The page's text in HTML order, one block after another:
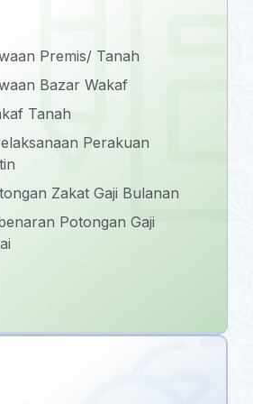
Premis/ Tanah
Bazar Wakaf
Tanah
Perakuan
Zakat Gaji Bulanan
Potongan Gaji